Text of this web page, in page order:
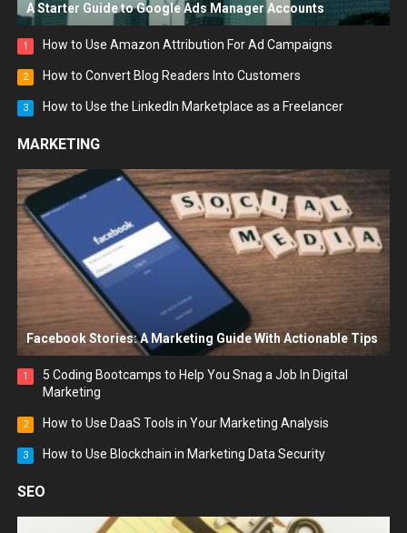
A Starter Guide to Google Ads Manager Accounts
1 How to Use Amazon Attribution For Ad Campaigns
2 How to Convert Blog Readers Into Customers
3 How to Use the LinkedIn Marketplace as a Freelancer
MARKETING
Facebook Stories: A Marketing Guide With Actionable Tips
1
5 Coding Bootcamps to Help You Snag a Job In Digital
Marketing
2 How to Use DaaS Tools in Your Marketing Analysis
3 How to Use Blockchain in Marketing Data Security
SEO